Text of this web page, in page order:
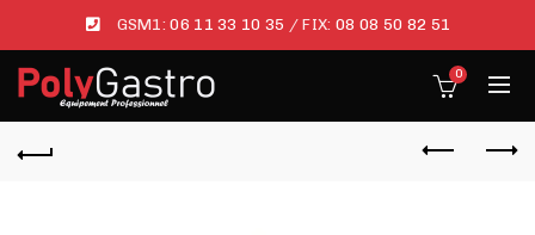
GSM1:06 11 33 10 35 / FIX: 08 08 50 82 51
0